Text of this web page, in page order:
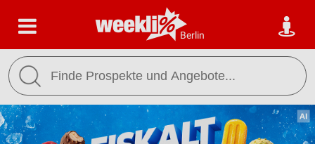
Berlin